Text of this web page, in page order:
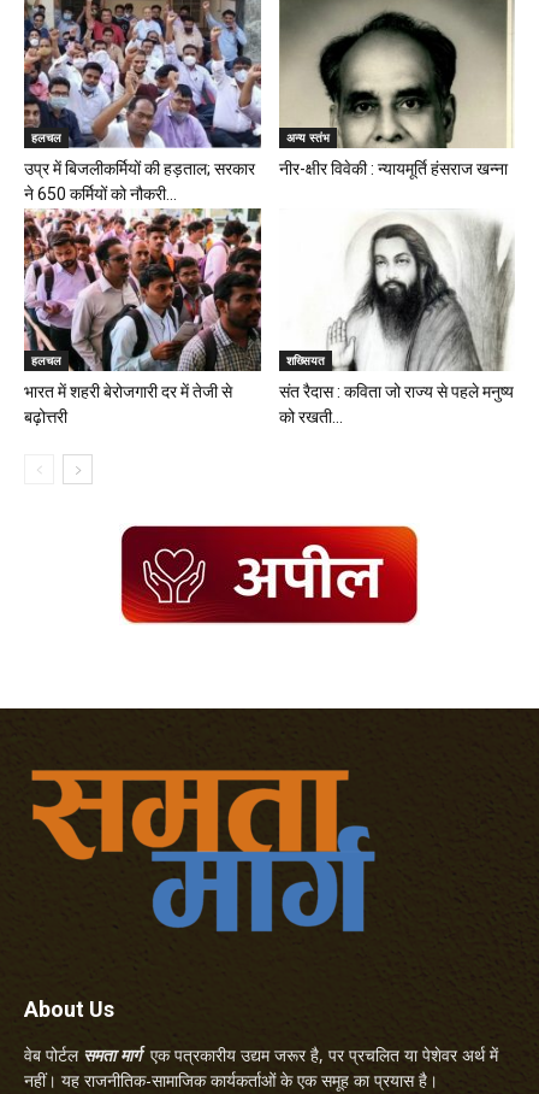
हलचल
उप्र में बिजलीकर्मियों की हड़ताल; सरकार
ने 650 कर्मियों को नौकरी...
अन्य स्तंभ
नीर-क्षीर विवेकी : न्यायमूर्ति हंसराज खन्ना
हलचल
भारत में शहरी बेरोजगारी दर में तेजी से
बढ़ोत्तरी
शख्सियत
संत रैदास : कविता जो राज्य से पहले मनुष्य
को रखती...
About Us
वेब पोर्टल समता मार्गएक पत्रकारीय उद्यम जरूर है, पर प्रचलित या पेशेवर अर्थ में
नहीं। यह राजनीतिक-सामाजिक कार्यकर्ताओं के एक समूह का प्रयास है।